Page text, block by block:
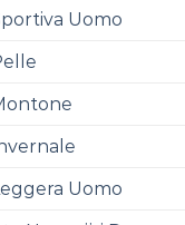
Uomo
Uomo